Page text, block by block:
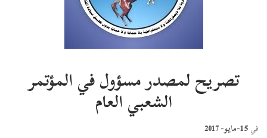
تصريح لمصدر مسؤول في المؤتمر
الشعبي العام
في 15-مايو- 2017